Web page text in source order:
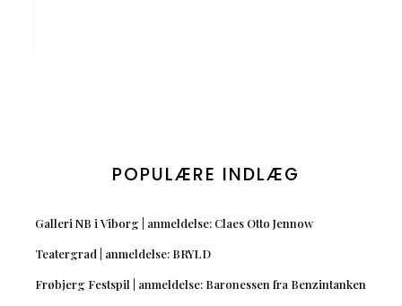
POPULÆRE INDLÆG
Galleri NB i Viborg | anmeldelse: Claes Otto Jennow
Teatergrad | anmeldelse: BRYLD
Frøbjerg Festspil | anmeldelse: Baronessen fra Benzintanken